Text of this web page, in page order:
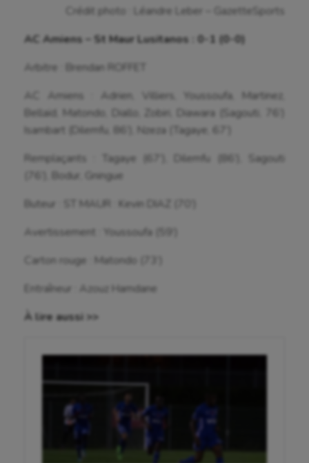
Canoë-kayak
Cerf Volant
Cheerleading
Danse
Equitation
Escalade
Escrime
Fitness
Flag football
Football américain
Crédit photo : Léandre Leber – GazetteSports
AC Amiens – St Maur Lusitanos : 0-1 (0-0)
Arbitre : Brendan ROFFET
AC Amiens : Adrien, Villiers, Youssoufa, Martinez,
Bellaïd, Matondo, Diallo, Zobiri, Diawara (Sagouti, 76’)
Isambart (Dilemfu, 86’), Nzeza (Tagaye, 67’)
Remplaçants : Tagaye (67’), Dilemfu (86’), Sagouti
(76’), Bodur, Gningue
Buteur : ST MAUR : Kevin DIAZ (70’)
Avertissement : Youssoufa (59’)
Carton rouge : Matondo (73’)
Entraîneur : Azouz Hamdane
À lire aussi >>